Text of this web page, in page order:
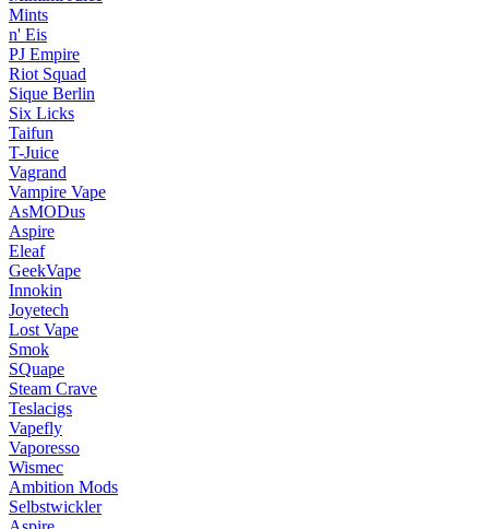
Mints
n' Eis
PJ Empire
Riot Squad
Sique Berlin
Six Licks
Taifun
T-Juice
Vagrand
Vampire Vape
AsMODus
Aspire
Eleaf
GeekVape
Innokin
Joyetech
Lost Vape
Smok
SQuape
Steam Crave
Teslacigs
Vapefly
Vaporesso
Wismec
Ambition Mods
Selbstwickler